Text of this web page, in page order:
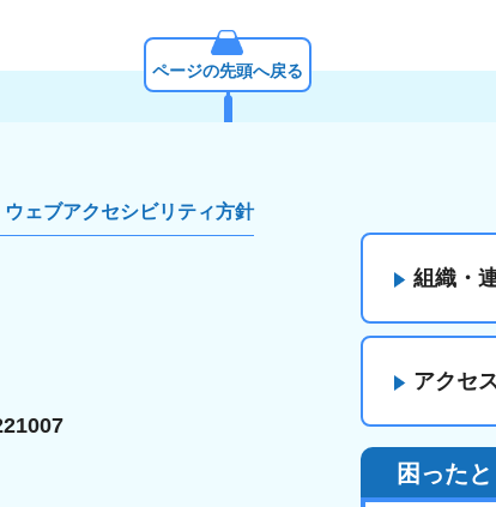
ページの先頭へ戻る
ウェブアクセシビリティ方針
組織・
アクセ
困った